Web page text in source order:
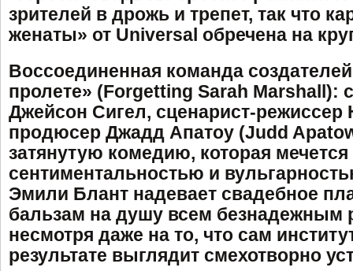
зрителей в дрожь и трепет, так что
женаты» от Universal обречена на
Воссоединенная команда
пролете» (Forgetting Sarah Marshall):
Джейсон Сигел, сценарист-режиссер
продюсер Джадд Апатоу (Judd
затянутую комедию, которая
сентиментальностью и
Эмили Блант надевает свадебное
бальзам на душу всем безнадежным
несмотря даже на то, что сам
результате выглядит смехотворно